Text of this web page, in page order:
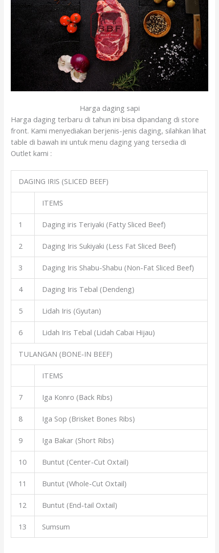
Harga daging sapi
Harga daging terbaru di tahun ini bisa dipandang di store
front. Kami menyediakan berjenis-jenis daging, silahkan lihat
table di bawah ini untuk menu daging yang tersedia di
Outlet kami :
DAGING IRIS (SLICED BEEF)
ITEMS
1 Daging iris Teriyaki (Fatty Sliced Beef)
2 Daging Iris Sukiyaki (Less Fat Sliced Beef)
3 Daging Iris Shabu-Shabu (Non-Fat Sliced Beef)
4 Daging Iris Tebal (Dendeng)
5 Lidah Iris (Gyutan)
6 Lidah Iris Tebal (Lidah Cabai Hijau)
TULANGAN (BONE-IN BEEF)
ITEMS
7 Iga Konro (Back Ribs)
8 Iga Sop (Brisket Bones Ribs)
9 Iga Bakar (Short Ribs)
10 Buntut (Center-Cut Oxtail)
11 Buntut (Whole-Cut Oxtail)
12 Buntut (End-tail Oxtail)
13 Sumsum